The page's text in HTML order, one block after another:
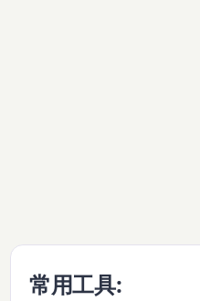
常用工具: